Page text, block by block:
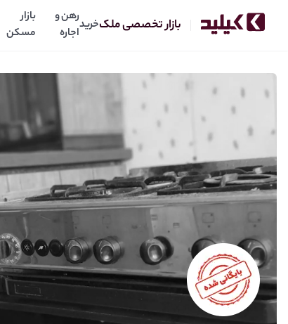
بازار تخصصی ملکخریدرهن و
اجاره
بازار
مسکن
آپارتمان با وسایل خانه(فرنیش)رهن:380میلیوناجاره:10میلیون